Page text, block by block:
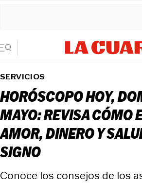
SERVICIOS
HORÓSCOPO HOY,
MAYO: REVISA CÓMO
AMOR, DINERO Y
SIGNO
Conoce los consejos de los